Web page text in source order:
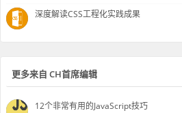
深度解读CSS工程化实践成果
更多来自 CH首席编辑
12个非常有用的JavaScript技巧